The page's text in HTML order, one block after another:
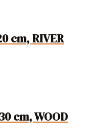
cm, RIVER
cm, WOOD